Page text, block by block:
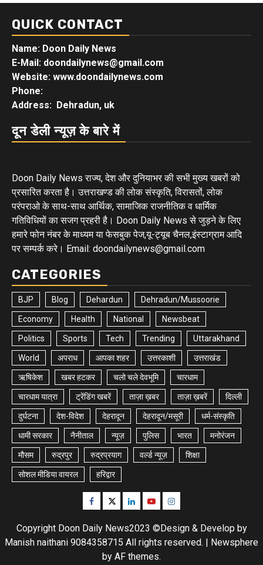
QUICK CONTACT
Name: Doon Daily News
E-Mail: doondailynews@gmail.com
Website: www.doondailynews.com
Phone:
Address: Dehradun, uk
दून डेली न्यूज़ के बारे में
Doon Daily News राज्य, देश और दुनियाभर की सभी मुख्य खबरों को
प्रसारित करता है। उत्तराखण्ड की लोक संस्कृति, विरासतों, लोक
परंपराओ के साथ-साथ आर्थिक, सामाजिक राजनीतिक व धार्मिक
गतिविधियों का सजग प्रहरी है। Doon Daily News से जुड़ने के लिए
हमारे फोन नंबर के माध्यम या फेसबुक पेज,यू-ट्यूब चैनल,इंस्टाग्राम आदि
पर सम्पर्क करे। Email: doondailynews@gmail.com
CATEGORIES
BJP Blog Dehardun Dehradun/Mussoorie
Economy Health National Newsbeat
Politics Sports Tech Trending Uttarakhand
World अपराध आपका शहर उत्तरकाशी उत्तराखंड
ऋषिकेश खबर हटकर चलो चले देवभूमि चारधाम
चारधाम यात्रा ट्रेंडिंग खबरें ताज़ा ख़बर ताज़ा ख़बरें दिल्ली
दुर्घटना देश-विदेश देहरादून देहरादून/मसूरी धर्म-संस्कृति
धामी सरकार नैनीताल न्यूज़ पुलिस भारत मनोरंजन
मौसम रुद्रपुर रुद्रप्रयाग वर्ल्ड न्यूज़ शिक्षा
सोशल मीडिया वायरल हरिद्वार
Facebook
TwitterLinkedinYoutubeInstagram
Copyright Doon Daily News2023 ©Design & Develop by
Manish naithani 9084358715 All rights reserved. | Newsphere
by AF themes.